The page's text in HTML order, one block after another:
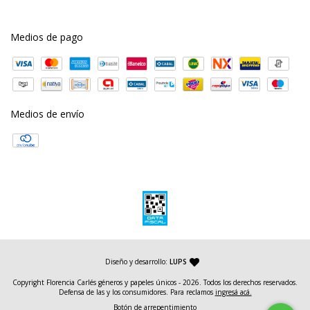
Medios de pago
Medios de envío
Diseño y desarrollo: LUPS — agencia de diseño y desarrollo web
Copyright Florencia Carlés géneros y papeles únicos - 2026. Todos los derechos reservados.
Defensa de las y los consumidores. Para reclamos ingresá acá.
Botón de arrepentimiento